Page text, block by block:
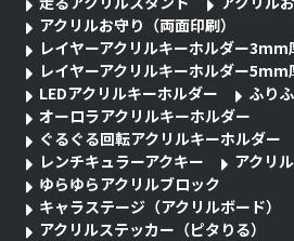
アクリルお守り（両面印刷）
レイヤーアクリルキーホルダー3mm
レイヤーアクリルキーホルダー5mm
LEDアクリルキーホルダー
ふり
オーロラアクリルキーホルダー
ぐるぐる回転アクリルキーホルダー
レンチキュラーアクキー
アクリ
ゆらゆらアクリルブロック
キャラステージ（アクリルボード）
アクリルステッカー（ピタりる）